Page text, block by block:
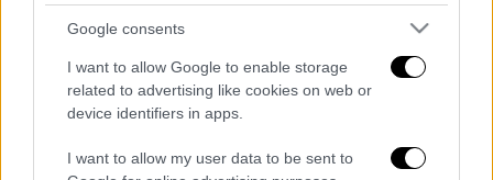
Google consents
I want to allow Google to enable storage
related to advertising like cookies on web or
device identifiers in apps.
I want to allow my user data to be sent to
κλόουν μαχαίρωσε μέχρι θανάτου
«Πόλεμος» για τους χρόνους των
δρομολογίων: Τα σωματεία απαντούν στις
αντεπίθεση